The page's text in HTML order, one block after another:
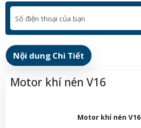
Nội dung Chi Tiết
Motor khí nén V16
Motor khí nén V16